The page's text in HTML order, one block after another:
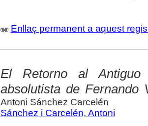
Enllaç permanent a aquest
El Retorno al Antiguo
absolutista de Fernando
Antoni Sánchez Carcelén
Sánchez i Carcelén, Antoni